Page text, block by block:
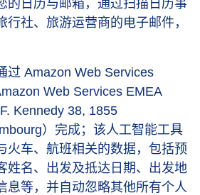
的日历与邮箱，通过扫描日历事
行社、旅游运营商的电子邮件，
过 Amazon Web Services
Web Services EMEA
Kennedy 38, 1855
）完成；该人工智能工具
火车、航班相关的数据，包括预
姓名、出发及抵达日期、出发地
息等，并自动忽略其他所有个人